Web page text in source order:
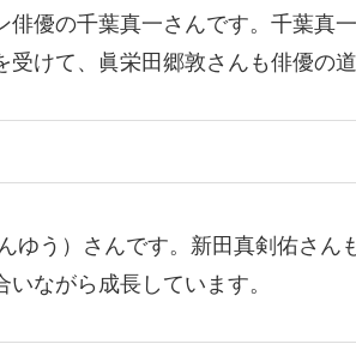
優の千葉真一さんです。千葉真
けて、眞栄田郷敦さんも俳優の
ゆう）さんです。新田真剣佑さ
ながら成長しています。